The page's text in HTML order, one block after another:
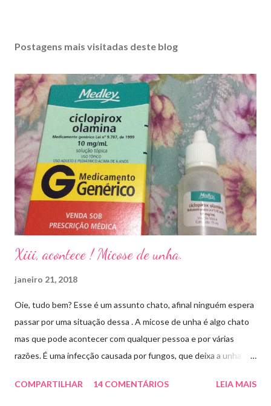
Postagens mais visitadas deste blog
Xiii, acontece ! Micose de unha.
janeiro 21, 2018
Oie, tudo bem? Esse é um assunto chato, afinal ninguém espera
passar por uma situação dessa . A micose de unha é algo chato
mas que pode acontecer com qualquer pessoa e por várias
razões. É uma infecção causada por fungos, que deixa a unha
descolar da pele. As causas mais comuns dessas micoses é por
COMPARTILHAR 14 COMENTÁRIOS LEIA MAIS